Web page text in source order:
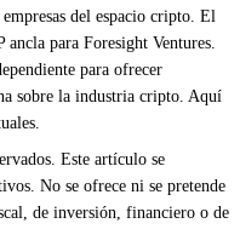
del espacio cripto. El
ancla para Foresight Ventures.
para ofrecer
sobre la industria cripto. Aquí
Este artículo se
No se ofrece ni se pretende
de inversión, financiero o de